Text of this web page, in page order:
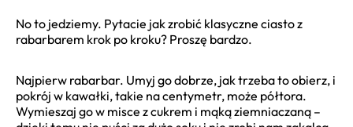
No to jedziemy. Pytacie jak zrobić klasyczne ciasto z
rabarbarem krok po kroku? Proszę bardzo.
Najpierw rabarbar. Umyj go dobrze, jak trzeba to obierz, i
pokrój w kawałki, takie na centymetr, może półtora.
Wymieszaj go w misce z cukrem i mąką ziemniaczaną –